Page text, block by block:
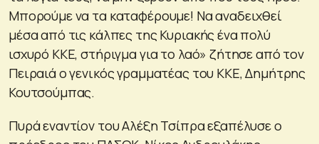
Μπορούμε να τα καταφέρουμε! Να αναδειχθεί
μέσα από τις κάλπες της Κυριακής ένα πολύ
ισχυρό ΚΚΕ, στήριγμα για το λαό» ζήτησε από τον
Πειραιά ο γενικός γραμματέας του ΚΚΕ, Δημήτρης
Κουτσούμπας.
Πυρά εναντίον του Αλέξη Τσίπρα εξαπέλυσε ο